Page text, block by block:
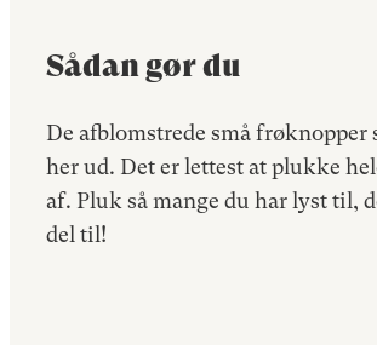
Sådan gør du
De afblomstrede små frøknopper
her ud. Det er lettest at plukke
af. Pluk så mange du har lyst til,
del til!